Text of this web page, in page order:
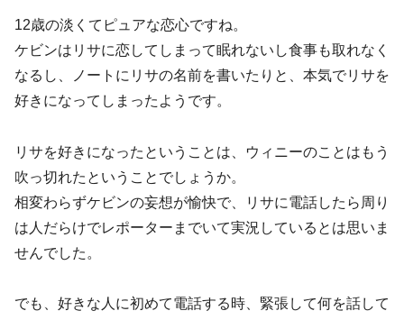
12歳の淡くてピュアな恋心ですね。
ケビンはリサに恋してしまって眠れないし食事も取れなく
なるし、ノートにリサの名前を書いたりと、本気でリサを
好きになってしまったようです。
リサを好きになったということは、ウィニーのことはもう
吹っ切れたということでしょうか。
相変わらずケビンの妄想が愉快で、リサに電話したら周り
は人だらけでレポーターまでいて実況しているとは思いま
せんでした。
でも、好きな人に初めて電話する時、緊張して何を話して